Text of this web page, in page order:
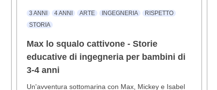
3 ANNI 4 ANNI ARTE INGEGNERIA
RISPETTO
STORIA
Max lo squalo cattivone - Storie
educative di ingegneria per bambini di
3-4 anni
Un'avventura sottomarina con Max, Mickey e Isabel